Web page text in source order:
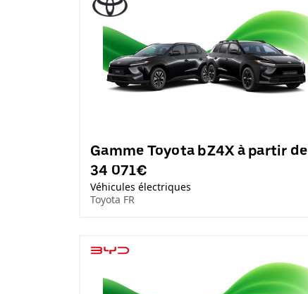
Gamme Toyota bZ4X à partir de
34 071€
Véhicules électriques
Toyota FR